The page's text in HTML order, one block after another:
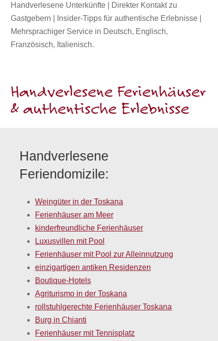
Handverlesene Unterkünfte | Direkter Kontakt zu
Gastgebern | Insider-Tipps für authentische Erlebnisse |
Mehrsprachiger Service in Deutsch, Englisch,
Französisch, Italienisch.
Handverlesene Ferienhäuser
& authentische Erlebnisse
Handverlesene
Feriendomizile:
Weingüter in der Toskana
Ferienhäuser am Meer
kinderfreundliche Ferienhäuser
Luxusvillen mit Pool
Ferienhäuser mit Pool zur Alleinnutzung
einzigartigen antiken Residenzen
Boutique-Hotels
Agriturismo in der Toskana
rollstuhlgerechte Ferienhäuser Toskana
Burg in Chianti
Ferienhäuser mit Tennisplatz